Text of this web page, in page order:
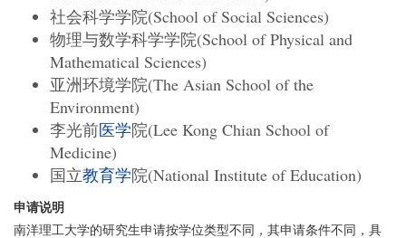
社会科学学院(School of Social Sciences)
物理与数学科学学院(School of Physical and
Mathematical Sciences)
亚洲环境学院(The Asian School of the
Environment)
李光前医学院(Lee Kong Chian School of
Medicine)
国立教育学院(National Institute of Education)
申请说明
南洋理工大学的研究生申请按学位类型不同，其申请条件不同，具